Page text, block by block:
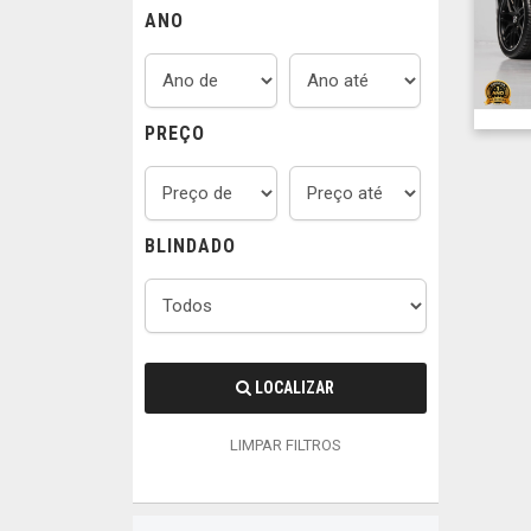
ANO
PREÇO
BLINDADO
LOCALIZAR
LIMPAR FILTROS